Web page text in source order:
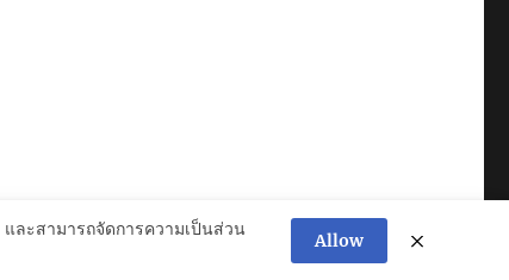
และสามารถจัดการความเป็นส่วน
Allow